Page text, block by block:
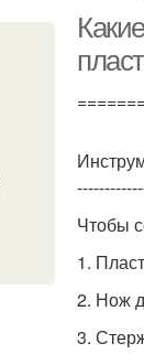
Чтобы
1.
2. Нож
3.